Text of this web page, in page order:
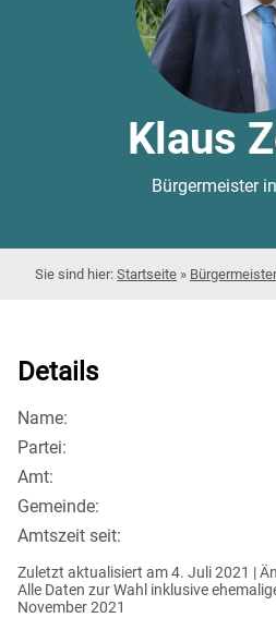
Klaus
Bürgermeister
Startseite » Bürgermeister
Details
Name:
Partei:
Amt:
Gemeinde:
Amtszeit seit:
Zuletzt aktualisiert am 4. Juli 2021 |
Alle Daten zur Wahl inklusive
November 2021